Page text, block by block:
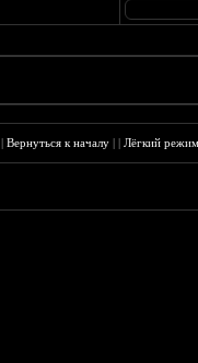
|Вернуться к началу ||Лёгкий